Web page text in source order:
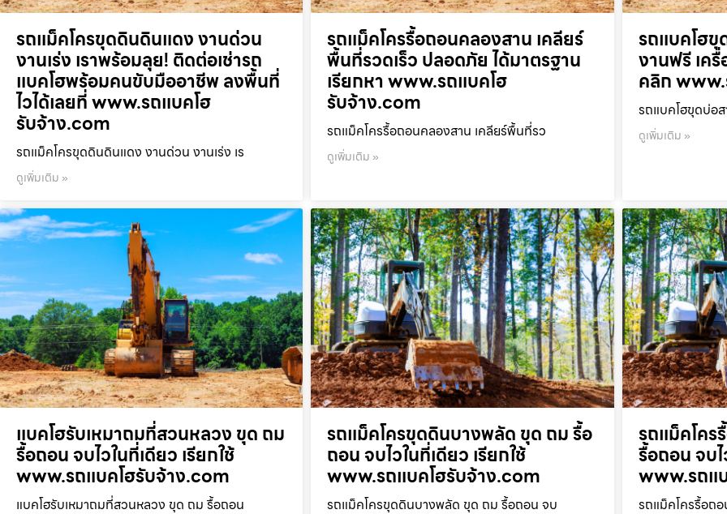
รถแม็คโครขุดดินดินแดง งานด่วน
งานเร่ง เราพร้อมลุย! ติดต่อเช่ารถ
แบคโฮพร้อมคนขับมืออาชีพ ลงพื้นที่
ไวได้เลยที่ www.รถแบคโฮ
รับจ้าง.com
รถแม็คโครขุดดินดินแดง งานด่วน งานเร่ง เร
ดูเพิ่มเติม »
รถแม็คโครรื้อถอนคลองสาน เคลียร์
พื้นที่รวดเร็ว ปลอดภัย ได้มาตรฐาน
เรียกหา www.รถแบคโฮ
รับจ้าง.com
รถแม็คโครรื้อถอนคลองสาน เคลียร์พื้นที่รว
ดูเพิ่มเติม »
รถแบคโฮขุ
งานฟรี เค
คลิก
รถแบคโฮขุดบ่อส
ดูเพิ่มเติม »
แบคโฮรับเหมาถมที่สวนหลวง ขุด ถม
รื้อถอน จบไวในที่เดียว เรียกใช้
www.รถแบคโฮรับจ้าง.com
แบคโฮรับเหมาถมที่สวนหลวง ขุด ถม รื้อถอน
รถแม็คโครขุดดินบางพลัด ขุด ถม รื้อ
ถอน จบไวในที่เดียว เรียกใช้
www.รถแบคโฮรับจ้าง.com
รถแม็คโครขุดดินบางพลัด ขุด ถม รื้อถอน จบ
รถแม็คโค
รื้อถอน จบไ
www.รถแ
รถแม็คโครรื้อถ